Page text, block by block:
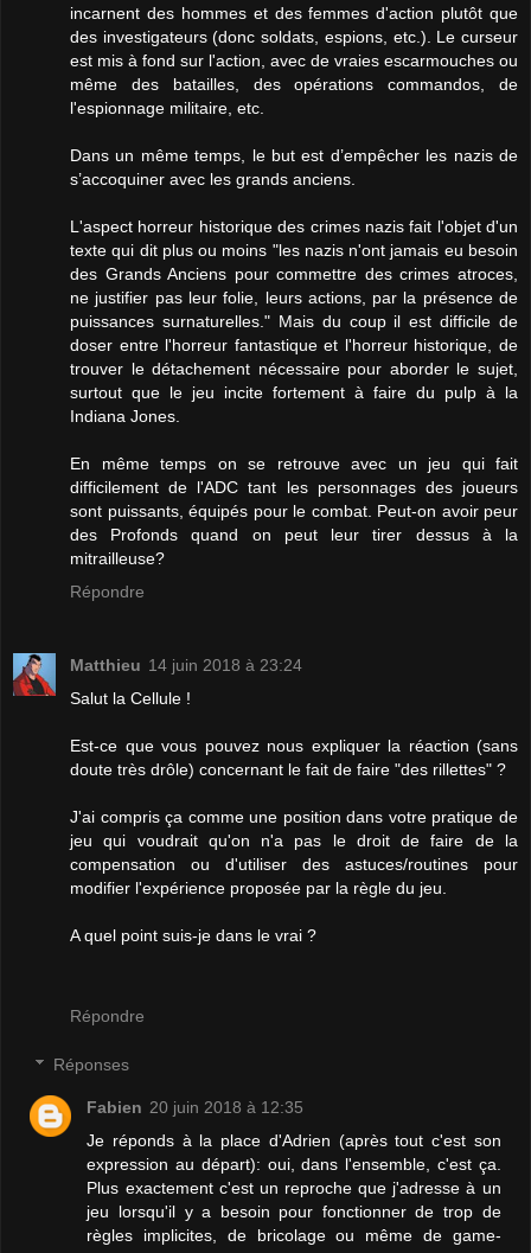
incarnent des hommes et des femmes d'action plutôt que
des investigateurs (donc soldats, espions, etc.). Le curseur
est mis à fond sur l'action, avec de vraies escarmouches ou
même des batailles, des opérations commandos, de
l'espionnage militaire, etc.
Dans un même temps, le but est d’empêcher les nazis de
s’accoquiner avec les grands anciens.
L'aspect horreur historique des crimes nazis fait l'objet d'un
texte qui dit plus ou moins "les nazis n'ont jamais eu besoin
des Grands Anciens pour commettre des crimes atroces,
ne justifier pas leur folie, leurs actions, par la présence de
puissances surnaturelles." Mais du coup il est difficile de
doser entre l'horreur fantastique et l'horreur historique, de
trouver le détachement nécessaire pour aborder le sujet,
surtout que le jeu incite fortement à faire du pulp à la
Indiana Jones.
En même temps on se retrouve avec un jeu qui fait
difficilement de l'ADC tant les personnages des joueurs
sont puissants, équipés pour le combat. Peut-on avoir peur
des Profonds quand on peut leur tirer dessus à la
mitrailleuse?
Répondre
Matthieu 14 juin 2018 à 23:24
Salut la Cellule !
Est-ce que vous pouvez nous expliquer la réaction (sans
doute très drôle) concernant le fait de faire "des rillettes" ?
J'ai compris ça comme une position dans votre pratique de
jeu qui voudrait qu'on n'a pas le droit de faire de la
compensation ou d'utiliser des astuces/routines pour
modifier l'expérience proposée par la règle du jeu.
A quel point suis-je dans le vrai ?
Répondre
Réponses
Fabien 20 juin 2018 à 12:35
Je réponds à la place d'Adrien (après tout c'est son
expression au départ): oui, dans l'ensemble, c'est ça.
Plus exactement c'est un reproche que j'adresse à un
jeu lorsqu'il y a besoin pour fonctionner de trop de
règles implicites, de bricolage ou même de game-